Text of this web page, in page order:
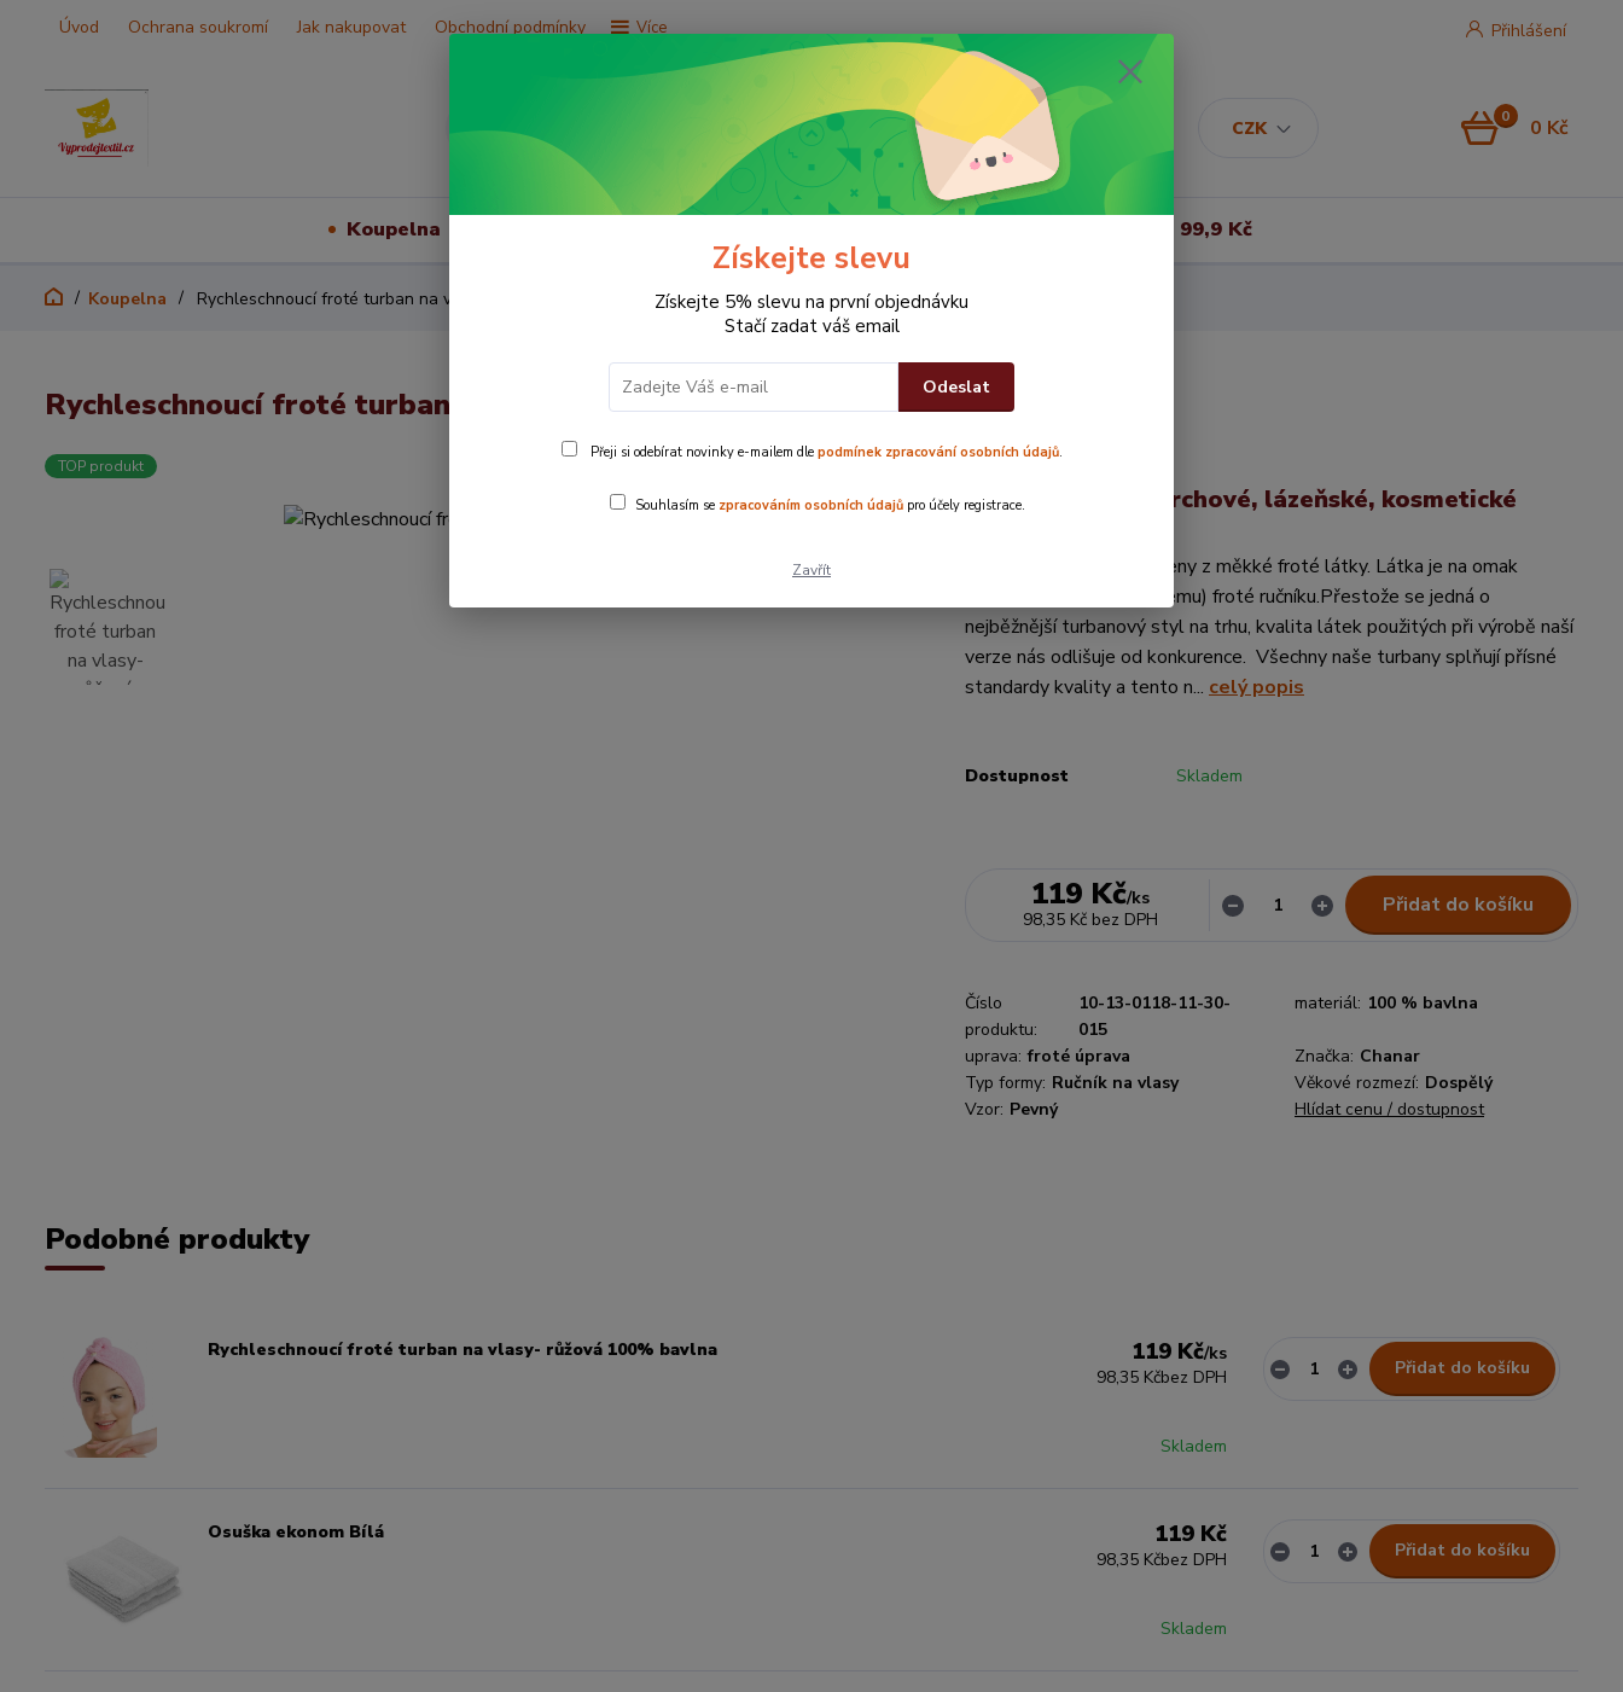
Úvod Ochrana soukromí Jak nakupovat Obchodní podmínky Více
CZK
Přihlášení
0 0 Kč
Koupelna Vše za 99,9 Kč
Koupelna Rychleschnoucí froté turban na vlasy- růžová 100% bavlna
Rychleschnoucí froté turban na vlasy- růžová 100% bavlna
TOP produkt
Froté turban | Sprchové, lázeňské, kosmetické
froté turbany jsou vyrobeny z měkké froté látky. Látka je na omak
podobná měkkému (savému) froté ručníku.Přestože se jedná o
nejběžnější turbanový styl na trhu, kvalita látek použitých při výrobě naší
verze nás odlišuje od konkurence. Všechny naše turbany splňují přísné
standardy kvality a tento n... celý popis
Dostupnost Skladem
119 Kč/ks
98,35 Kč bez DPH
Přidat do košíku
Číslo
produktu:
10-13-0118-11-30-
015
materiál: 100 % bavlna
uprava: froté úprava Značka: Chanar
Typ formy: Ručník na vlasy Věkové rozmezí: Dospělý
Vzor: Pevný Hlídat cenu / dostupnost
Podobné produkty
Rychleschnoucí froté turban na vlasy- růžová 100% bavlna 119 Kč/ks
98,35 Kčbez DPH
Skladem
Přidat do košíku
Osuška ekonom Bílá 119 Kč
98,35 Kčbez DPH
Skladem
Přidat do košíku
Získejte slevu
Získejte 5% slevu na první objednávku
Stačí zadat váš email
Odeslat
Přeji si odebírat novinky e-mailem dle podmínek zpracování osobních údajů.
Souhlasím se zpracováním osobních údajů pro účely registrace.
Zavřít